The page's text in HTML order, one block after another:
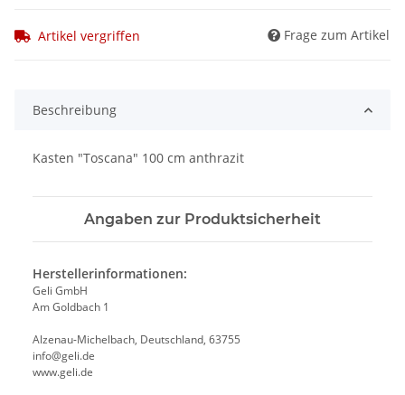
Artikel vergriffen Frage zum Artikel
Beschreibung
Kasten "Toscana" 100 cm anthrazit
Angaben zur Produktsicherheit
Herstellerinformationen:
Geli GmbH
Am Goldbach 1
Alzenau-Michelbach, Deutschland, 63755
info@geli.de
www.geli.de